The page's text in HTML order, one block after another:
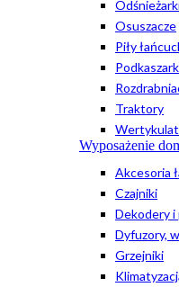
Osuszacze
Piły
Traktory
Wyposażenie
Akcesoria
Czajniki
Dekodery
Dyfuzory,
Grzejniki